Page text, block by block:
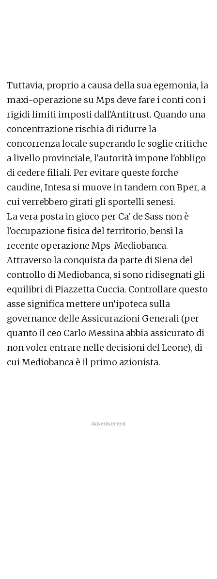
Tuttavia, proprio a causa della sua egemonia, la
maxi-operazione su Mps deve fare i conti con i
rigidi limiti imposti dall'Antitrust. Quando una
concentrazione rischia di ridurre la
concorrenza locale superando le soglie critiche
a livello provinciale, l'autorità impone l'obbligo
di cedere filiali. Per evitare queste forche
caudine, Intesa si muove in tandem con Bper, a
cui verrebbero girati gli sportelli senesi.
La vera posta in gioco per Ca' de Sass non è
l'occupazione fisica del territorio, bensì la
recente operazione Mps-Mediobanca.
Attraverso la conquista da parte di Siena del
controllo di Mediobanca, si sono ridisegnati gli
equilibri di Piazzetta Cuccia. Controllare questo
asse significa mettere un’ipoteca sulla
governance delle Assicurazioni Generali (per
quanto il ceo Carlo Messina abbia assicurato di
non voler entrare nelle decisioni del Leone), di
cui Mediobanca è il primo azionista.